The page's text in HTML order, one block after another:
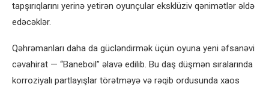
tapşırıqlarını yerinə yetirən oyunçular eksklüziv qənimətlər əldə
edəcəklər.
Qəhrəmanları daha da gücləndirmək üçün oyuna yeni əfsanəvi
cəvahirat — “Baneboil” əlavə edilib. Bu daş düşmən sıralarında
korroziyalı partlayışlar törətməyə və rəqib ordusunda xaos